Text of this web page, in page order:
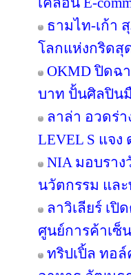
ธามไท-เก้า
โลกแห่งกริดสุ
OKMD ปิดฉ
บาท ปั้นศิลปิน
ลาล่า อวดร่
LEVEL S แจง
NIA มอบราง
นวัตกรรม แล
ลาวิเลียร์ เปิ
ศูนย์การค้าเซ็
ทริปเปิ้ล ทอล์